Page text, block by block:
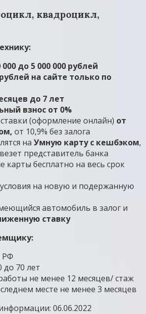
квадроцикл,
000 до 5 000 000 рублей
на сайте только по
до 7 лет
взнос от 0%
(оформление онлайн) от
от 10,9% без залога
на Умную карту с кешбэком,
представитель банка
карты бесплатно на весь срок
на новую и подержанную
автомобиль в залог и
ставку
РФ
до 70 лет
не менее 12 месяцев/ стаж
месте не менее 3 месяцев
06.06.2022